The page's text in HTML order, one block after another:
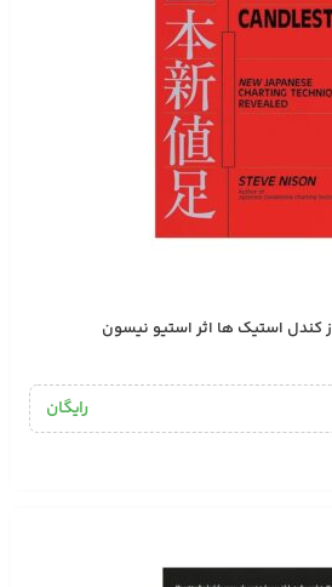
کندل استیک ها اثر استیو نیسون
رایگان